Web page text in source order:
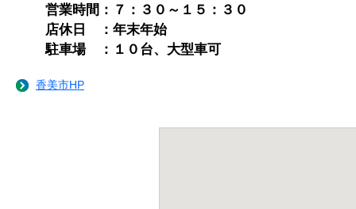
営業時間：７：３０～１５：３０
店休日 ：年末年始
駐車場 ：１０台、大型車可
香美市HP